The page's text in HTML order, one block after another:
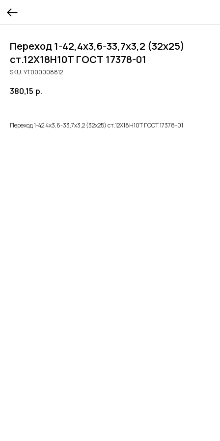
Переход 1-42,4х3,6-33,7х3,2 (32х25)
ст.12Х18Н10Т ГОСТ 17378-01
SKU:УТ000008812
380,15 р.
Переход 1-42,4х3,6-33,7х3,2 (32х25) ст.12Х18Н10Т ГОСТ 17378-01